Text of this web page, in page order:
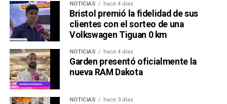
NOTICIAS hace 4 días
Bristol premió la fidelidad de sus
clientes con el sorteo de una
Volkswagen Tiguan 0 km
NOTICIAS hace 4 días
Garden presentó oficialmente la
nueva RAM Dakota
NOTICIAS hace 3 días